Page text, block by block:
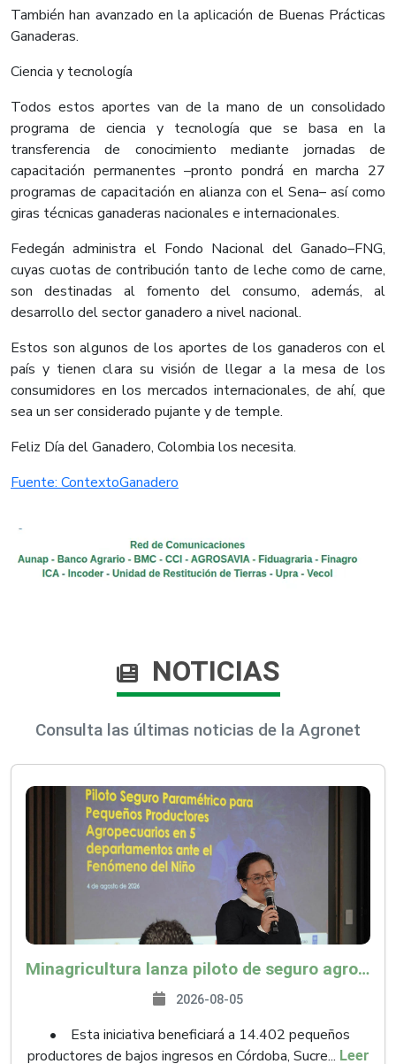
También han avanzado en la aplicación de Buenas Prácticas
Ganaderas.
Ciencia y tecnología
Todos estos aportes van de la mano de un consolidado
programa de ciencia y tecnología que se basa en la
transferencia de conocimiento mediante jornadas de
capacitación permanentes –pronto pondrá en marcha 27
programas de capacitación en alianza con el Sena– así como
giras técnicas ganaderas nacionales e internacionales.
Fedegán administra el Fondo Nacional del Ganado–FNG,
cuyas cuotas de contribución tanto de leche como de carne,
son destinadas al fomento del consumo, además, al
desarrollo del sector ganadero a nivel nacional.
Estos son algunos de los aportes de los ganaderos con el
país y tienen clara su visión de llegar a la mesa de los
consumidores en los mercados internacionales, de ahí, que
sea un ser considerado pujante y de temple.
Feliz Día del Ganadero, Colombia los necesita.
​Fuente: ContextoGanadero
NOTICIAS
Consulta las últimas noticias de la Agronet
Minagricultura lanza piloto de seguro agropecuario por $9.625 millones para proteger a más de 14.000 pequeños productores contra riesgos del Fenómeno de El Niño
2026-08-05
• Esta iniciativa beneficiará a 14.402 pequeños
productores de bajos ingresos en Córdoba, Sucre... Leer